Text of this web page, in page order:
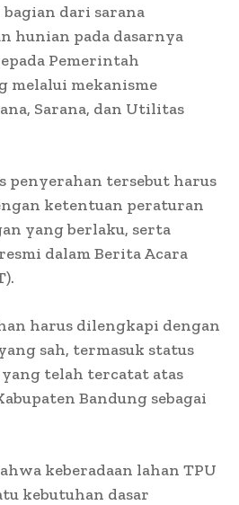
bagian dari sarana
hunian pada dasarnya
Pemerintah
melalui mekanisme
Sarana, dan Utilitas
penyerahan tersebut harus
ketentuan peraturan
yang berlaku, serta
dalam Berita Acara
harus dilengkapi dengan
sah, termasuk status
telah tercatat atas
Bandung sebagai
keberadaan lahan TPU
kebutuhan dasar